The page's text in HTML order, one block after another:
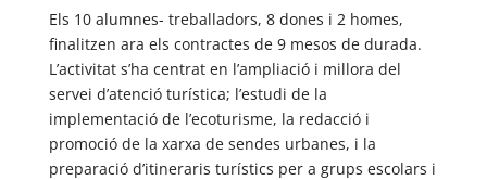
Els 10 alumnes- treballadors, 8 dones i 2 homes,
finalitzen ara els contractes de 9 mesos de durada.
L’activitat s’ha centrat en l’ampliació i millora del
servei d’atenció turística; l’estudi de la
implementació de l’ecoturisme, la redacció i
promoció de la xarxa de sendes urbanes, i la
preparació d’itineraris turístics per a grups escolars i